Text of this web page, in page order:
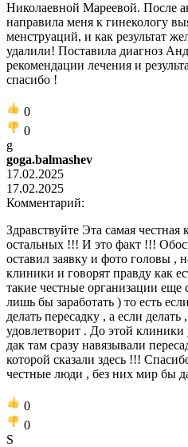
Николаевной Мареевой. После
направила меня к гинекологу
менструаций, и как результат
удалили! Поставила диагноз
рекомендации лечения и
спасибо !
0
0
g
goga.balmashev
17.02.2025
17.02.2025
Комментарий:
Здравствуйте Эта самая
остальных !!! И это факт !!!
оставил заявку и фото головы ,
клиники и говорят правду как
такие честные организации
лишь бы заработать ) то есть
делать пересадку , а если делать
удовлетворит . До этой
дак там сразу навязывали
которой сказали здесь !!!
честные люди , без них мир бы
0
0
S